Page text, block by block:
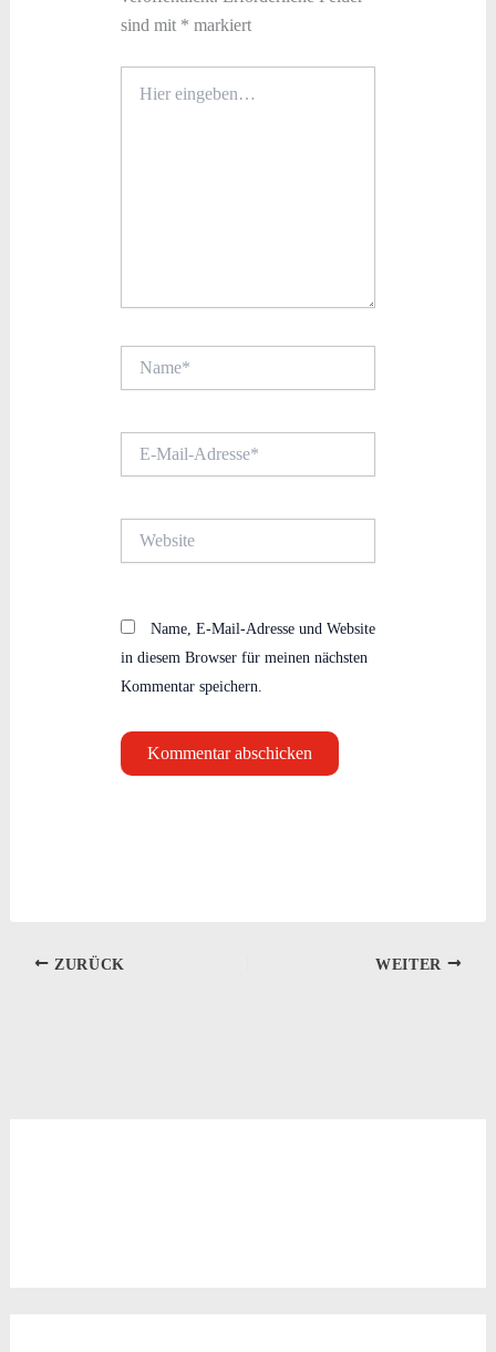
sind mit * markiert
eingeben…
Mail-
Name, E-Mail-Adresse und Website
in diesem Browser für meinen nächsten
Kommentar speichern.
ZURÜCK WEITER